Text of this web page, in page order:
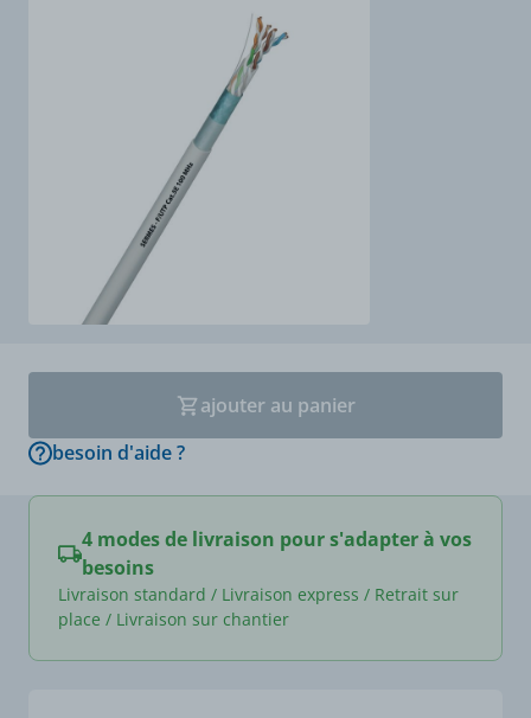
ajouter au panier
besoin d'aide ?
4 modes de livraison pour s'adapter à vos
besoins
Livraison standard / Livraison express / Retrait sur
place / Livraison sur chantier